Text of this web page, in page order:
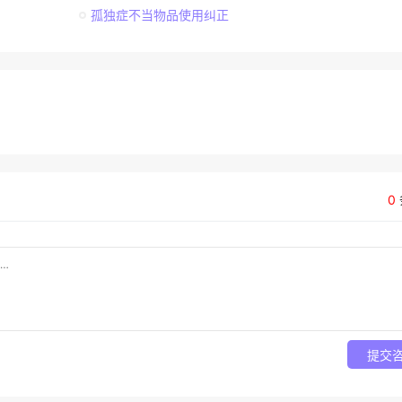
孤独症不当物品使用纠正
0
提交